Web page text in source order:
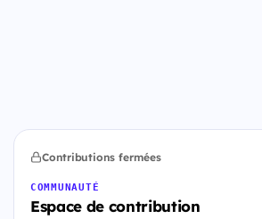
Contributions fermées
COMMUNAUTÉ
Espace de contribution